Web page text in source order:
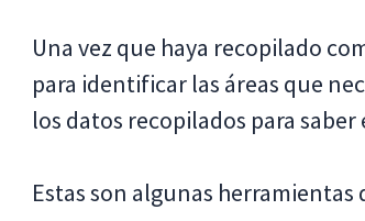
Una vez que haya recopilado
para identificar las áreas que
los datos recopilados para
Estas son algunas